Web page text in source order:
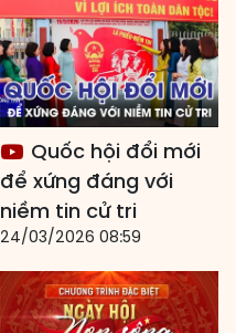
Quốc hội đổi mới
để xứng đáng với
niềm tin cử tri
24/03/2026 08:59